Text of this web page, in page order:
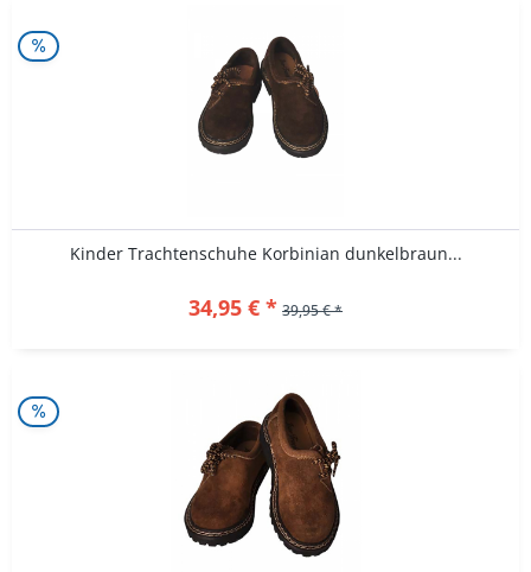
Kinder Trachtenschuhe Korbinian dunkelbraun...
34,95 € * 39,95 € *